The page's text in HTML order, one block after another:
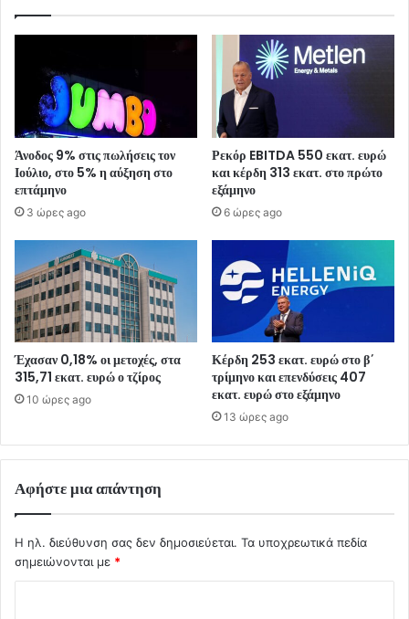
Άνοδος 9% στις πωλήσεις τον
Ιούλιο, στο 5% η αύξηση στο
επτάμηνο
3 ώρες ago
Ρεκόρ EBITDA 550 εκατ. ευρώ
και κέρδη 313 εκατ. στο πρώτο
εξάμηνο
6 ώρες ago
Έχασαν 0,18% οι μετοχές, στα
315,71 εκατ. ευρώ ο τζίρος
10 ώρες ago
Κέρδη 253 εκατ. ευρώ στο β΄
τρίμηνο και επενδύσεις 407
εκατ. ευρώ στο εξάμηνο
13 ώρες ago
Αφήστε μια απάντηση
Η ηλ. διεύθυνση σας δεν δημοσιεύεται. Τα υποχρεωτικά πεδία
σημειώνονται με *